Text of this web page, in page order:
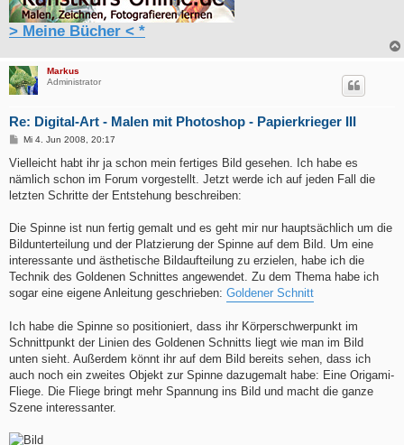
> Meine Bücher < *
Markus
Administrator
Re: Digital-Art - Malen mit Photoshop - Papierkrieger III
B
i
r
a
Mi 4. Jun 2008, 20:17
Vielleicht habt ihr ja schon mein fertiges Bild gesehen. Ich habe es
nämlich schon im Forum vorgestellt. Jetzt werde ich auf jeden Fall die
letzten Schritte der Entstehung beschreiben:
Die Spinne ist nun fertig gemalt und es geht mir nur hauptsächlich um die
Bildunterteilung und der Platzierung der Spinne auf dem Bild. Um eine
interessante und ästhetische Bildaufteilung zu erzielen, habe ich die
Technik des Goldenen Schnittes angewendet. Zu dem Thema habe ich
sogar eine eigene Anleitung geschrieben: Goldener Schnitt
Ich habe die Spinne so positioniert, dass ihr Körperschwerpunkt im
Schnittpunkt der Linien des Goldenen Schnitts liegt wie man im Bild
unten sieht. Außerdem könnt ihr auf dem Bild bereits sehen, dass ich
auch noch ein zweites Objekt zur Spinne dazugemalt habe: Eine Origami-
Fliege. Die Fliege bringt mehr Spannung ins Bild und macht die ganze
Szene interessanter.